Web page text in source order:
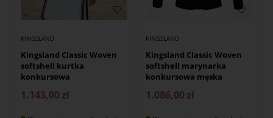
KINGSLAND
Kingsland Classic Woven
softshell kurtka
konkursowa
1.143,00 zł
KINGSLAND
Kingsland Classic Woven
softshell marynarka
konkursowa męska
1.086,00 zł